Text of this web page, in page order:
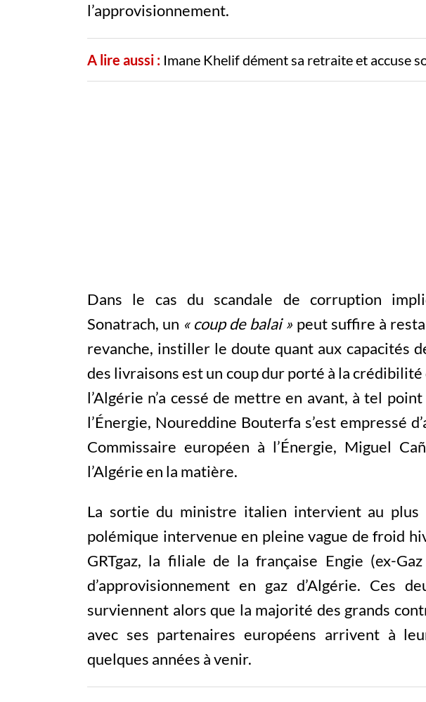
l’approvisionnement.
A lire aussi : Imane Khelif dément sa retraite et accuse
Dans le cas du scandale de corruption
Sonatrach, un « coup de balai » peut suffire à
revanche, instiller le doute quant aux capacités
des livraisons est un coup dur porté à la
l’Algérie n’a cessé de mettre en avant, à tel
l’Énergie, Noureddine Bouterfa s’est empressé
Commissaire européen à l’Énergie, Miguel
l’Algérie en la matière.
La sortie du ministre italien intervient au plus
polémique intervenue en pleine vague de froid
GRTgaz, la filiale de la française Engie (ex-
d’approvisionnement en gaz d’Algérie. Ces
surviennent alors que la majorité des grands
avec ses partenaires européens arrivent à
quelques années à venir.